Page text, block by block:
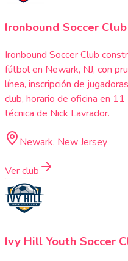
Ironbound Soccer Club
Ironbound Soccer Club
fútbol en Newark, NJ, con
línea, inscripción de
club, horario de oficina en
técnica de Nick Lavrador.
Newark, New Jersey
Ver club
Ivy Hill Youth Soccer